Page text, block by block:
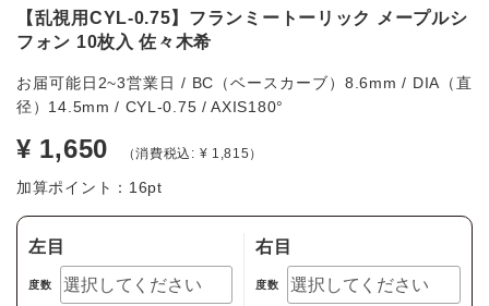
【乱視用CYL-0.75】フランミートーリック メープルシ
フォン 10枚入 佐々木希
お届可能日2~3営業日 / BC（ベースカーブ）8.6mm / DIA（直
径）14.5mm / CYL-0.75 / AXIS180°
¥ 1,650 （消費税込: ¥ 1,815）
加算ポイント： 16pt
左目
度数
右目
度数